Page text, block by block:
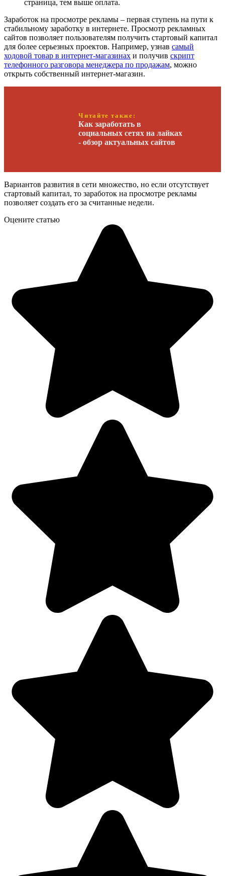
страница, тем выше оплата.
Заработок на просмотре рекламы – первая ступень на пути к
стабильному заработку в интернете. Просмотр рекламных
сайтов позволяет пользователям получить стартовый капитал
для более серьезных проектов. Например, узнав самый
ходовой товар в интернет-магазинах и получив скрипт
телефонного разговора менеджера по продажам, можно
открыть собственный интернет-магазин.
Читайте также:
Как заработать в
социальных сетях на лайках
- обзор актуальных сайтов
Вариантов развития в сети множество, но если отсутствует
стартовый капитал, то заработок на просмотре рекламы
позволяет создать его за считанные недели.
Оцените статью